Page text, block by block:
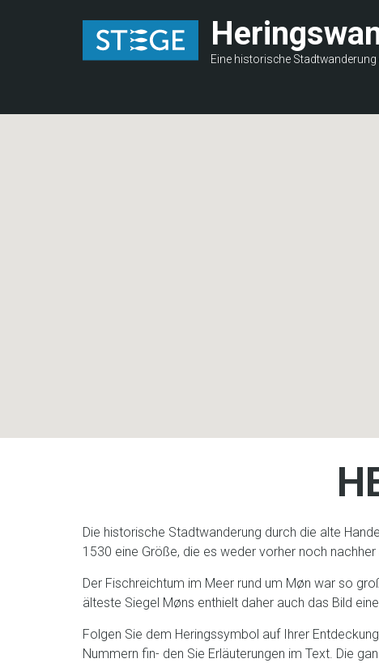
Eine historische Stadtwanderung
Die historische Stadtwanderung durch die alte
1530 eine Größe, die es weder vorher noch
Der Fischreichtum im Meer rund um Møn war so
älteste Siegel Møns enthielt daher auch das Bild
Folgen Sie dem Heringssymbol auf Ihrer
Nummern fin- den Sie Erläuterungen im Text. Die